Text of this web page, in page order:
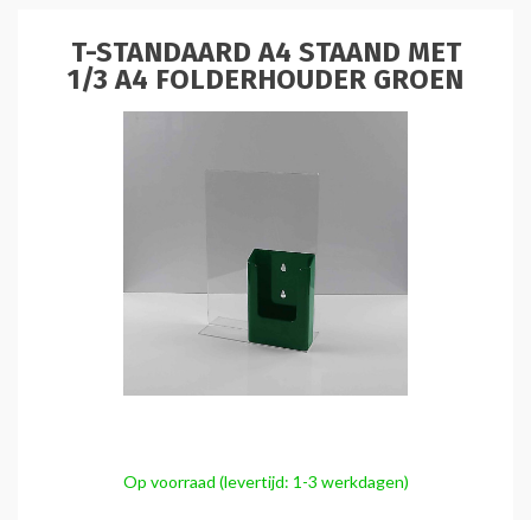
T-STANDAARD A4 STAAND MET
1/3 A4 FOLDERHOUDER GROEN
Op voorraad (levertijd: 1-3 werkdagen)